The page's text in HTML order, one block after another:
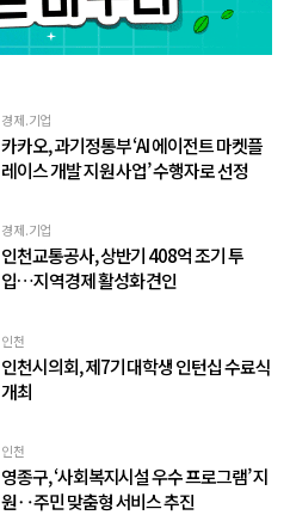
경제.기업
카카오, 과기정통부 ‘AI 에이전트 마켓플
레이스 개발 지원 사업’ 수행자로 선정
경제.기업
인천교통공사, 상반기 408억 조기 투
입…지역경제 활성화 견인
인천
인천시의회, 제7기 대학생 인턴십 수료식
개최
인천
영종구, ‘사회복지시설 우수 프로그램’ 지
원‥주민 맞춤형 서비스 추진